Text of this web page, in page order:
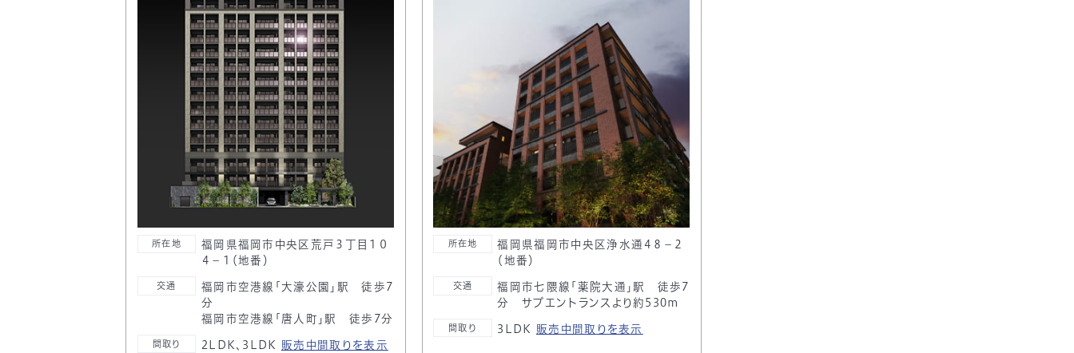
所在地
福岡県福岡市中央区荒戸３丁目１０
４－１（地番）
交通
福岡市空港線「大濠公園」駅 徒歩7
分
福岡市空港線「唐人町」駅 徒歩7分
間取り 2LDK、3LDK 販売中間取りを表示
所在地
福岡県福岡市中央区浄水通４８－２
（地番）
交通
福岡市七隈線「薬院大通」駅 徒歩7
分 サブエントランスより約530ｍ
間取り 3LDK 販売中間取りを表示